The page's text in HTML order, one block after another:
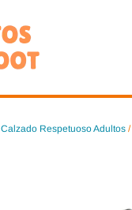
Calzado Respetuoso Adultos /